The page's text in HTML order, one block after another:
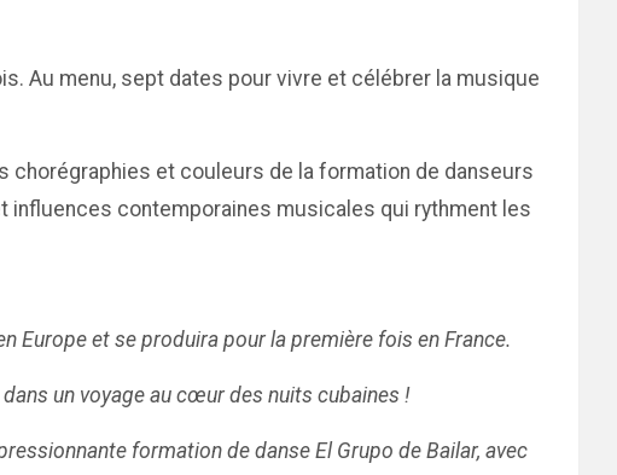
Au menu, sept dates pour vivre et célébrer la musique
chorégraphies et couleurs de la formation de danseurs
influences contemporaines musicales qui rythment les
Europe et se produira pour la première fois en France.
un voyage au cœur des nuits cubaines !
formation de danse El Grupo de Bailar, avec